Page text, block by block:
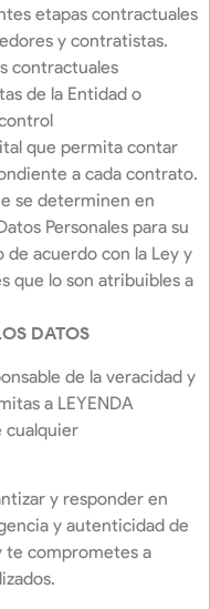
etapas contractuales
y contratistas.
contractuales
de la Entidad o
que permita contar
a cada contrato.
se determinen en
Personales para su
acuerdo con la Ley y
que lo son atribuibles a
DATOS
de la veracidad y
a LEYENDA
cualquier
y responder en
y autenticidad de
te comprometes a